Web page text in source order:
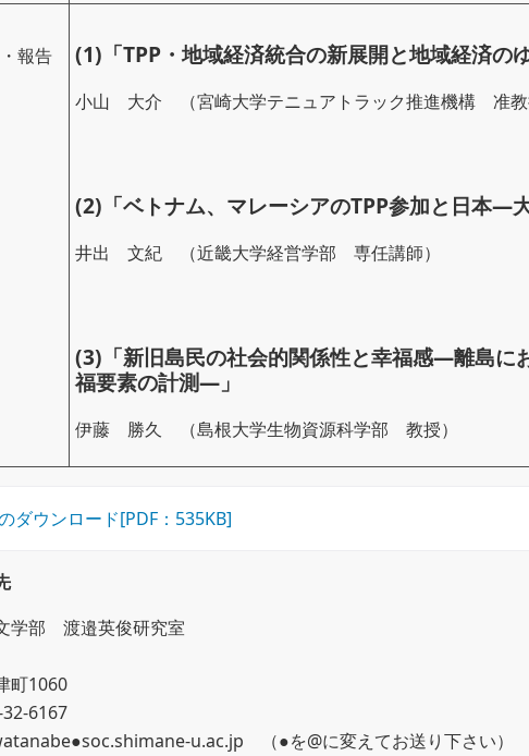
報告
(1)「TPP・地域経済統合の新展開と地域経済の
小山 大介 （宮崎大学テニュアトラック推進機構 准教
(2)「ベトナム、マレーシアのTPP参加と日本―
井出 文紀 （近畿大学経営学部 専任講師）
(3)「新旧島民の社会的関係性と幸福感―離島に
福要素の計測―」
伊藤 勝久 （島根大学生物資源科学部 教授）
ダウンロード[PDF：535KB]
学部 渡邉英俊研究室
町1060
6167
u.ac.jp （●を@に変えてお送り下さい）